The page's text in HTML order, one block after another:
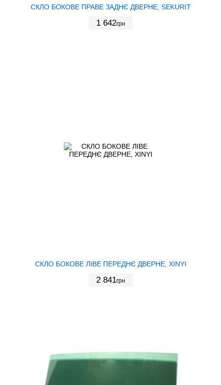
СКЛО БОКОВЕ ПРАВЕ ЗАДНЄ ДВЕРНЕ, SEKURIT
1 642грн
СКЛО БОКОВЕ ЛІВЕ ПЕРЕДНЄ ДВЕРНЕ, XINYI
2 841грн